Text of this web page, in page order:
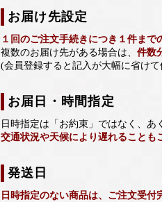
お届け先設定
１回のご注文手続きにつき１件まで
複数のお届け先がある場合は、 件数
(会員登録すると記入が大幅に省けて
お届日・時間指定
日時指定は「お約束」ではなく、あ
交通状況や天候により遅れることも
発送日
日時指定のない商品は、ご注文受付